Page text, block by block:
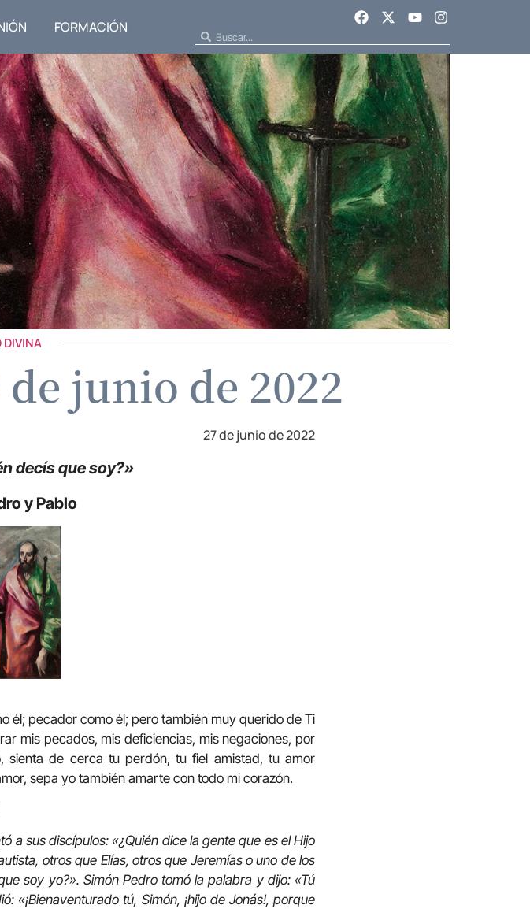
FORMACIÓN
DIVINA
junio de 2022
27 de junio de 2022
decís que soy?»
y Pablo
él; pecador como él; pero también muy querido de Ti
mis pecados, mis deficiencias, mis negaciones, por
sienta de cerca tu perdón, tu fiel amistad, tu amor
sepa yo también amarte con todo mi corazón.
a sus discípulos: «¿Quién dice la gente que es el Hijo
otros que Elías, otros que Jeremías o uno de los
soy yo?». Simón Pedro tomó la palabra y dijo: «Tú
«¡Bienaventurado tú, Simón, ¡hijo de Jonás!, porque